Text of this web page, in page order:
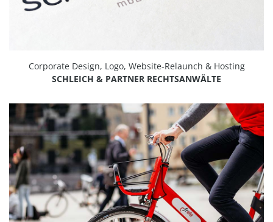
Corporate Design, Logo, Website-Relaunch & Hosting
SCHLEICH & PARTNER RECHTSANWÄLTE